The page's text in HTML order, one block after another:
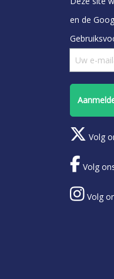
en de
Volg
Volg
Volg